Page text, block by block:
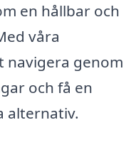
en hållbar och
våra
navigera genom
och få en
alternativ.